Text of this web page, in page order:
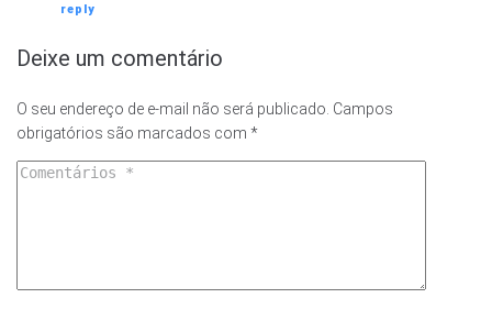
reply
Deixe um comentário
O seu endereço de e-mail não será publicado. Campos
obrigatórios são marcados com *